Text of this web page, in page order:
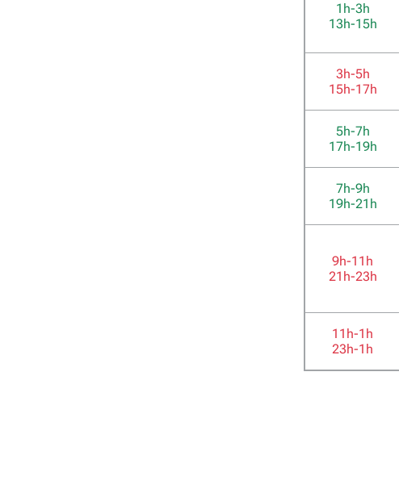
1h-3h
13h-15h
3h-5h
15h-17h
5h-7h
17h-19h
7h-9h
19h-21h
9h-11h
21h-23h
11h-1h
23h-1h